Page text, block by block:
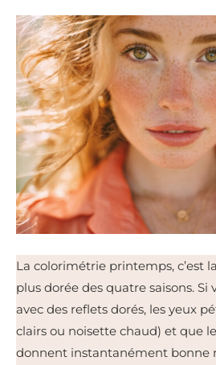
La colorimétrie printemps, c’est
plus dorée des quatre saisons. Si
avec des reflets dorés, les yeux
clairs ou noisette chaud) et que
donnent instantanément bonne